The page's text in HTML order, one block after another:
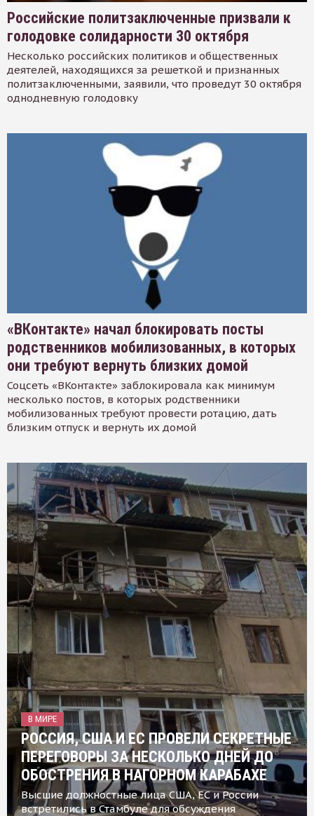
Российские политзаключенные призвали к
голодовке солидарности 30 октября
Несколько российских политиков и общественных
деятелей, находящихся за решеткой и признанных
политзаключенными, заявили, что проведут 30 октября
однодневную голодовку
«ВКонтакте» начал блокировать посты
родственников мобилизованных, в которых
они требуют вернуть близких домой
Соцсеть «ВКонтакте» заблокировала как минимум
несколько постов, в которых родственники
мобилизованных требуют провести ротацию, дать
близким отпуск и вернуть их домой
В МИРЕ
РОССИЯ, США И ЕС ПРОВЕЛИ СЕКРЕТНЫЕ
ПЕРЕГОВОРЫ ЗА НЕСКОЛЬКО ДНЕЙ ДО
ОБОСТРЕНИЯ В НАГОРНОМ КАРАБАХЕ
Высшие должностные лица США, ЕС и России
встретились в Стамбуле для обсуждения